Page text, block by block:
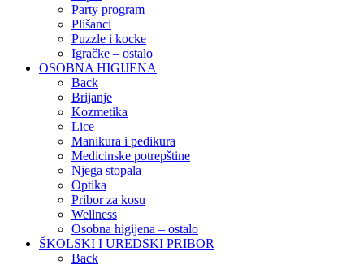
Party program
Plišanci
Puzzle i kocke
Igračke – ostalo
OSOBNA HIGIJENA
Back
Brijanje
Kozmetika
Lice
Manikura i pedikura
Medicinske potrepštine
Njega stopala
Optika
Pribor za kosu
Wellness
Osobna higijena – ostalo
ŠKOLSKI I UREDSKI PRIBOR
Back